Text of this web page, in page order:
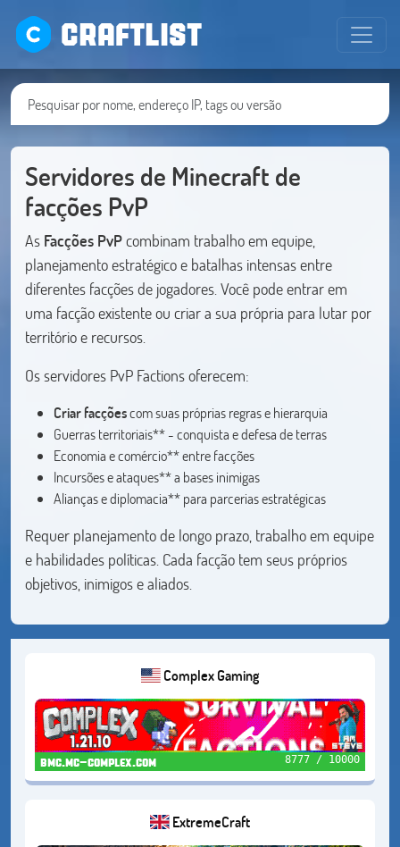
CRAFTLIST
Servidores de Minecraft de
facções PvP
As Facções PvPcombinam trabalho em equipe,
planejamento estratégico e batalhas intensas entre
diferentes facções de jogadores. Você pode entrar em
uma facção existente ou criar a sua própria para lutar por
território e recursos.
Os servidores PvP Factions oferecem:
Criar facçõescom suas próprias regras e hierarquia
Guerras territoriais** - conquista e defesa de terras
Economia e comércio** entre facções
Incursões e ataques** a bases inimigas
Alianças e diplomacia** para parcerias estratégicas
Requer planejamento de longo prazo, trabalho em equipe
e habilidades políticas. Cada facção tem seus próprios
objetivos, inimigos e aliados.
Complex Gaming
bmc.mc-complex.com 8777 / 10000
ExtremeCraft